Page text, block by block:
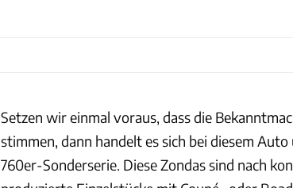
Setzen wir einmal voraus, dass die
stimmen, dann handelt es sich bei diesem
760er-Sonderserie. Diese Zondas sind nach